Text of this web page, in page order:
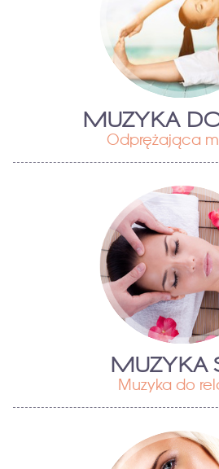
MUZYKA
Odprężająca
MUZYKA
Muzyka do